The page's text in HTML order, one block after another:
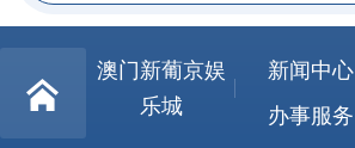
澳门新葡京娱
乐城
新闻中心
办事服务